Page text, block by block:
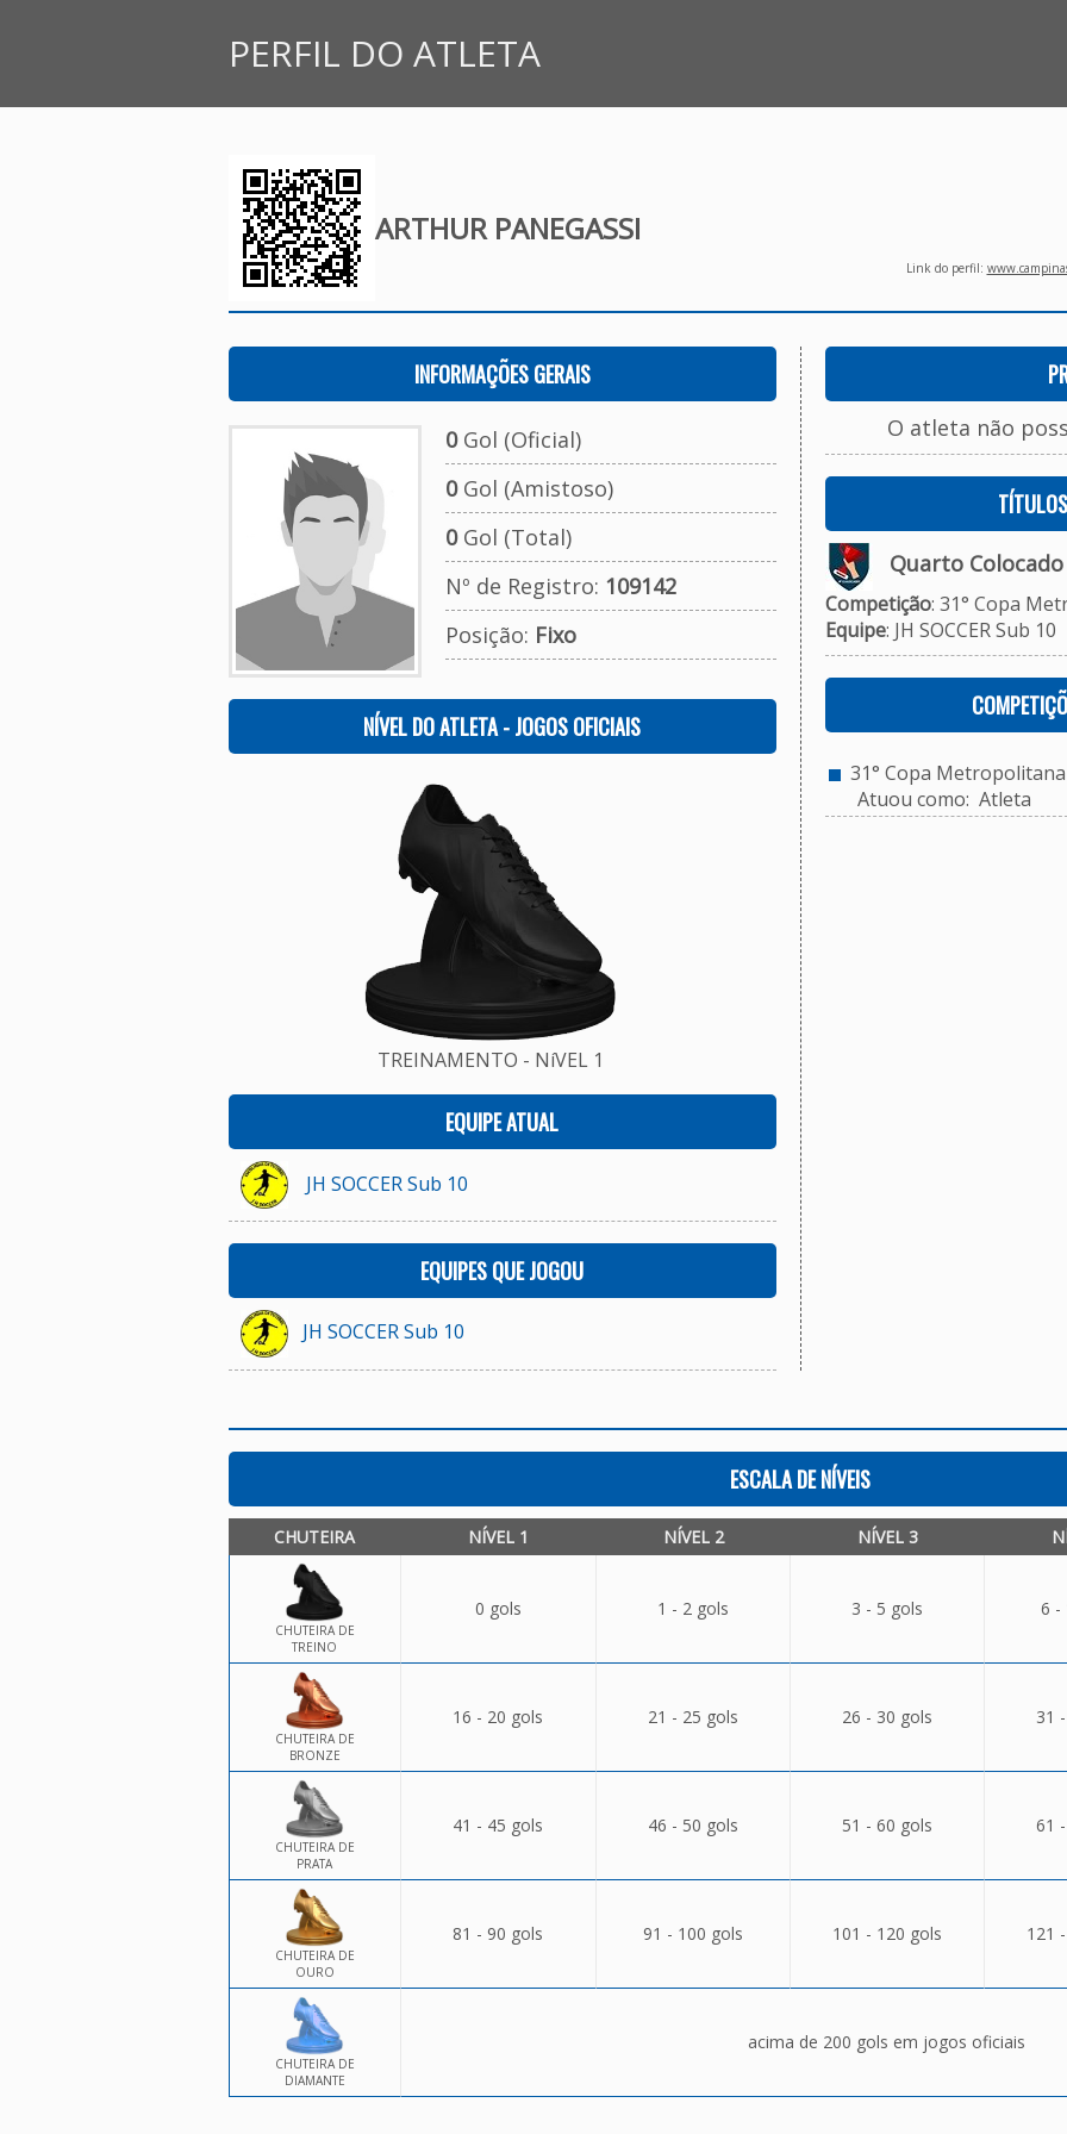
PERFIL DO ATLETA
ARTHUR PANEGASSI
Link do perfil:
INFORMAÇÕES GERAIS
0Gol (Oficial)
0Gol (Amistoso)
0Gol (Total)
Nº de Registro: 109142
Posição: Fixo
NÍVEL DO ATLETA - JOGOS OFICIAIS
TREINAMENTO - NíVEL 1
EQUIPE ATUAL
JH SOCCER Sub 10
EQUIPES QUE JOGOU
JH SOCCER Sub 10
O atleta não
Quarto Colocado
Competição: 31° Copa
Equipe: JH SOCCER Sub 10
31° Copa Metropolitana
Atuou como: Atleta
ESCALA DE NÍVEIS
CHUTEIRA NÍVEL 1 NÍVEL 2 NÍVEL 3
CHUTEIRA DE
TREINO
0 gols 1 - 2 gols 3 - 5 gols 6 -
CHUTEIRA DE
BRONZE
16 - 20 gols 21 - 25 gols 26 - 30 gols 31
CHUTEIRA DE
PRATA
41 - 45 gols 46 - 50 gols 51 - 60 gols 61
CHUTEIRA DE
OURO
81 - 90 gols 91 - 100 gols 101 - 120 gols 121
CHUTEIRA DE
DIAMANTE
acima de 200 gols em jogos oficiais